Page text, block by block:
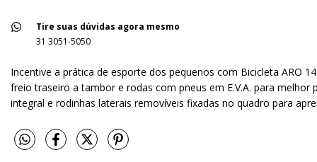
Tire suas dúvidas agora mesmo
31 3051-5050
Incentive a prática de esporte dos pequenos com Bicicleta ARO
freio traseiro a tambor e rodas com pneus em E.V.A. para
integral e rodinhas laterais removíveis fixadas no quadro para